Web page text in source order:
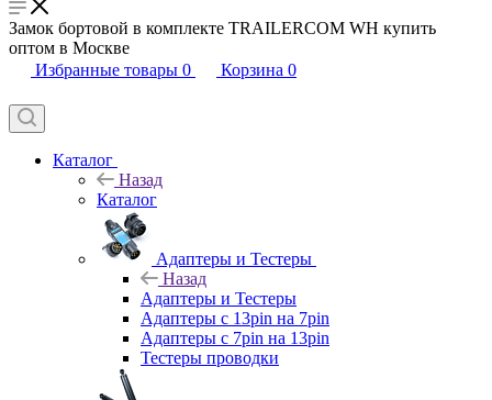
Замок бортовой в комплекте TRAILERCOM WH купить
оптом в Москве
Избранные товары 0 Корзина 0
Каталог
Назад
Каталог
Адаптеры и Тестеры
Назад
Адаптеры и Тестеры
Адаптеры с 13pin на 7pin
Адаптеры с 7pin на 13pin
Тестеры проводки